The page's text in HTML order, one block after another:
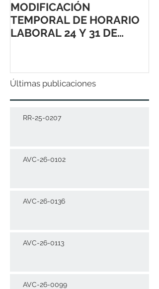
MODIFICACIÓN
TEMPORAL DE HORARIO
LABORAL 24 Y 31 DE
Últimas publicaciones
RR-25-0207
AVC-26-0102
AVC-26-0136
AVC-26-0113
AVC-26-0099